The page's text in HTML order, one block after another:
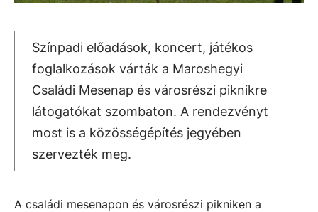
Színpadi előadások, koncert, játékos
foglalkozások várták a Maroshegyi
Családi Mesenap és városrészi piknikre
látogatókat szombaton. A rendezvényt
most is a közösségépítés jegyében
szervezték meg.
A családi mesenapon és városrészi pikniken a